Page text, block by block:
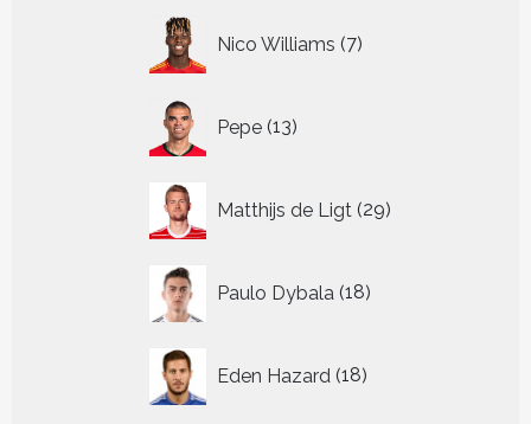
Nico Williams 7
producten
Pepe 13
producten
Matthijs de Ligt 29
producten
Paulo Dybala 18
producten
Eden Hazard 18
producten